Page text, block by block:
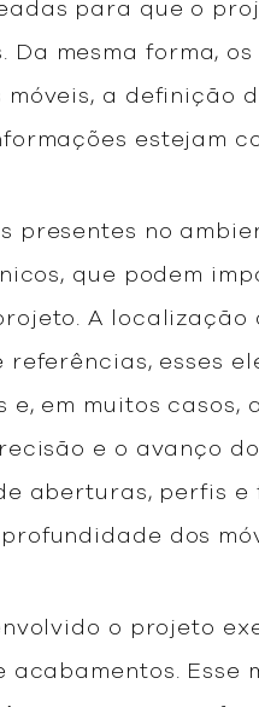
para que o
mesma forma,
a definição
estejam
presentes no
que podem
A localização
esses
em muitos
e o avanço
aberturas, perfis e
dos
o projeto